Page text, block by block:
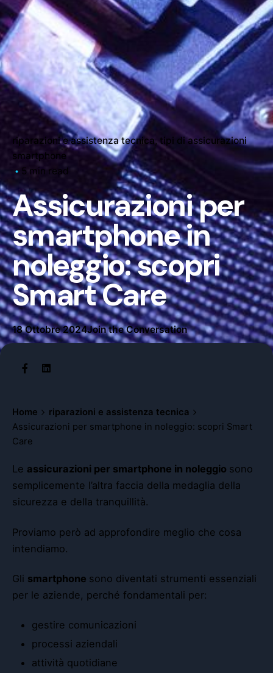
riparazioni e assistenza tecnica tipi di assicurazioni
smartphone
5 min read
Assicurazioni per
smartphone in
noleggio: scopri
Smart Care
18 Ottobre 2024Join the Conversation
Home
riparazioni e assistenza tecnica
Assicurazioni per smartphone in noleggio: scopri Smart
Care
Le assicurazioni per smartphone in noleggio sono
semplicemente l’altra faccia della medaglia della
sicurezza e della tranquillità.
Proviamo però ad approfondire meglio che cosa
intendiamo.
Gli smartphone sono diventati strumenti essenziali
per le aziende, perché fondamentali per:
gestire comunicazioni
processi aziendali
attività quotidiane